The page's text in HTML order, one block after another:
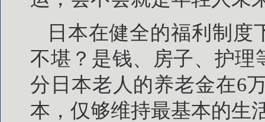
日本在健全的福利制度
不堪？是钱、房子、护理
分日本老人的养老金在6
本，仅够维持最基本的生